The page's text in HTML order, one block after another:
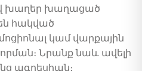
խաղեր խաղացած
հակված
կամ վարքային
Նրանք նաև ավելի
ագրեսիան։